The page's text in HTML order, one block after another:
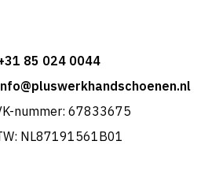
85 024 0044
nummer: 67833675
NL87191561B01